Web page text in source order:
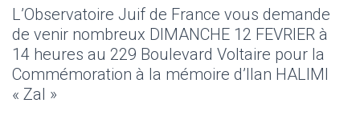
L’Observatoire Juif de France vous demande
de venir nombreux DIMANCHE 12 FEVRIER à
14 heures au 229 Boulevard Voltaire pour la
Commémoration à la mémoire d’Ilan HALIMI
« Zal »